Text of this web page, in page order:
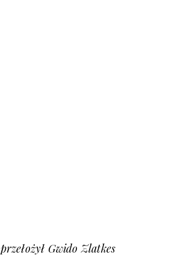
przełożył Gwido Zlatkes